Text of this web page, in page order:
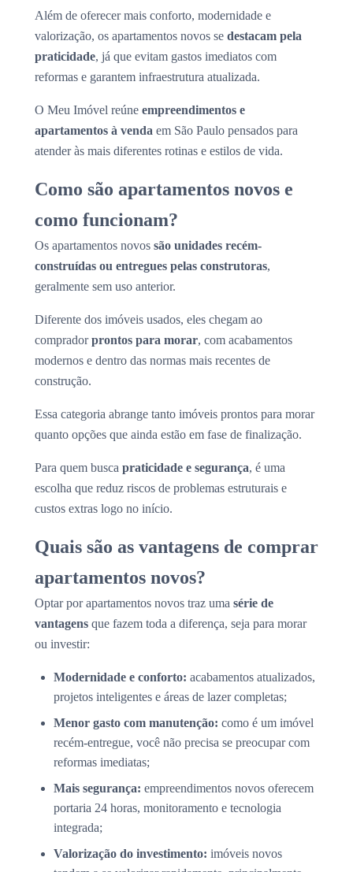
Além de oferecer mais conforto, modernidade e
valorização, os apartamentos novos se destacam pela
praticidade, já que evitam gastos imediatos com
reformas e garantem infraestrutura atualizada.
O Meu Imóvel reúne empreendimentos e
apartamentos à venda em São Paulo pensados para
atender às mais diferentes rotinas e estilos de vida.
Como são apartamentos novos e
como funcionam?
Os apartamentos novos são unidades recém-
construídas ou entregues pelas construtoras,
geralmente sem uso anterior.
Diferente dos imóveis usados, eles chegam ao
compradorprontos para morar, com acabamentos
modernos e dentro das normas mais recentes de
construção.
Essa categoria abrange tanto imóveis prontos para morar
quanto opções que ainda estão em fase de finalização.
Para quem busca praticidade e segurança, é uma
escolha que reduz riscos de problemas estruturais e
custos extras logo no início.
Quais são as vantagens de comprar
apartamentos novos?
Optar por apartamentos novos traz uma série de
vantagens que fazem toda a diferença, seja para morar
ou investir:
Modernidade e conforto: acabamentos atualizados,
projetos inteligentes e áreas de lazer completas;
Menor gasto com manutenção: como é um imóvel
recém-entregue, você não precisa se preocupar com
reformas imediatas;
Mais segurança: empreendimentos novos oferecem
portaria 24 horas, monitoramento e tecnologia
integrada;
Valorização do investimento: imóveis novos